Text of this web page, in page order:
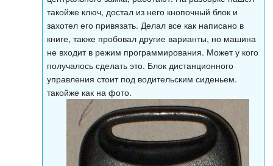
такойже ключ, достал из него кнопочный блок и
захотел его привязать. Делал все как написано в
книге, также пробовал другие варианты, но машина
не входит в режим программирования. Может у кого
получалось сделать это. Блок дистанционного
управления стоит под водительским сиденьем.
такойже как на фото.